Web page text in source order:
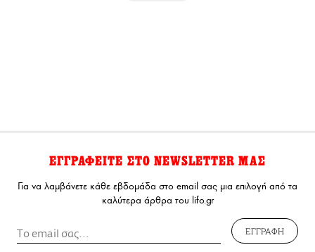
ΕΓΓΡΑΦΕΙΤΕ ΣΤΟ NEWSLETTER ΜΑΣ
Για να λαμβάνετε κάθε εβδομάδα στο email σας μια επιλογή από τα
καλύτερα άρθρα του lifo.gr
ΕΓΓΡΑΦΗ